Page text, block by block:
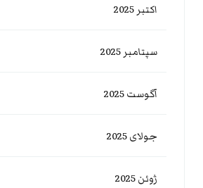
اکتبر 2025
سپتامبر 2025
آگوست 2025
جولای 2025
ژوئن 2025